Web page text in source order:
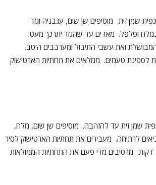
שמן זית. מוסיפים שן שום, עגבניה וגזר
ופלפל. מאדים עד שהגזר יתרכך מעט.
ואת עשבי התיבול ומערבבים היטב.
לספיגת טעמים. ממלאים את תחתיות הארטישוק
עם כפית שמן זית עד להזהבה. מוסיפים שן שום, מלח,
לרתיחה. מעבירים את תחתיות הארטישוק לסיר
מרטיבים מדי פעם את התחתיות הממולאות